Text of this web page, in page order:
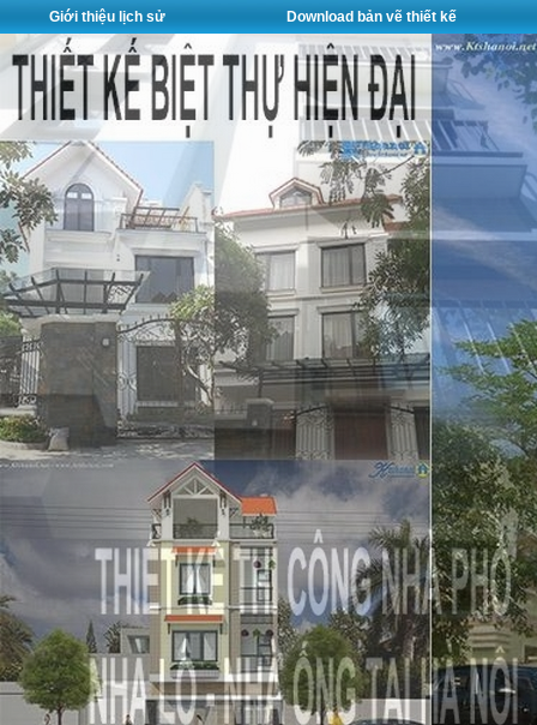
Giới thiệu lịch sử Download bản vẽ thiết kế